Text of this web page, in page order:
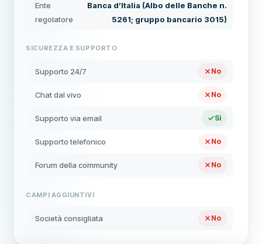
Ente
regolatore
Banca d’Italia (Albo delle Banche n.
5261; gruppo bancario 3015)
SICUREZZA E SUPPORTO
Supporto 24/7 No
Chat dal vivo No
Supporto via email Sì
Supporto telefonico No
Forum della community No
CAMPI AGGIUNTIVI
Società consigliata No